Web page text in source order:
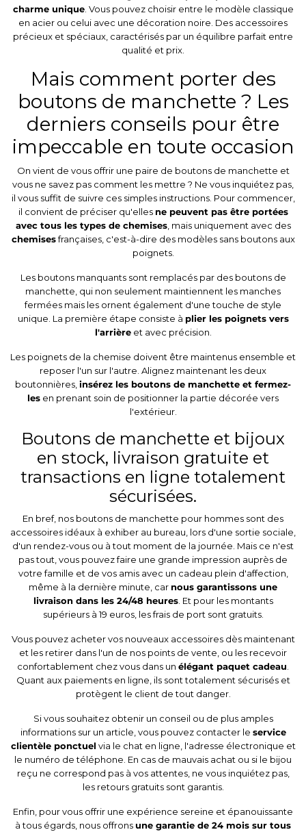
charme unique. Vous pouvez choisir entre le modèle classique
en acier ou celui avec une décoration noire. Des accessoires
précieux et spéciaux, caractérisés par un équilibre parfait entre
qualité et prix.
Mais comment porter des
boutons de manchette ? Les
derniers conseils pour être
impeccable en toute occasion
On vient de vous offrir une paire de boutons de manchette et
vous ne savez pas comment les mettre ? Ne vous inquiétez pas,
il vous suffit de suivre ces simples instructions. Pour commencer,
il convient de préciser qu'elles ne peuvent pas être portées
avec tous les types de chemises, mais uniquement avec des
chemisesfrançaises, c'est-à-dire des modèles sans boutons aux
poignets.
Les boutons manquants sont remplacés par des boutons de
manchette, qui non seulement maintiennent les manches
fermées mais les ornent également d'une touche de style
unique. La première étape consiste à plier les poignets vers
l'arrièreet avec précision.
Les poignets de la chemise doivent être maintenus ensemble et
reposer l'un sur l'autre. Alignez maintenant les deux
boutonnières, insérez les boutons de manchette et fermez-
les en prenant soin de positionner la partie décorée vers
l'extérieur.
Boutons de manchette et bijoux
en stock, livraison gratuite et
transactions en ligne totalement
sécurisées.
En bref, nos boutons de manchette pour hommes sont des
accessoires idéaux à exhiber au bureau, lors d'une sortie sociale,
d'un rendez-vous ou à tout moment de la journée. Mais ce n'est
pas tout, vous pouvez faire une grande impression auprès de
votre famille et de vos amis avec un cadeau plein d'affection,
même à la dernière minute, car nous garantissons une
livraison dans les 24/48 heures. Et pour les montants
supérieurs à 19 euros, les frais de port sont gratuits.
Vous pouvez acheter vos nouveaux accessoires dès maintenant
et les retirer dans l'un de nos points de vente, ou les recevoir
confortablement chez vous dans un élégant paquet cadeau
Quant aux paiements en ligne, ils sont totalement sécurisés et
protègent le client de tout danger.
Si vous souhaitez obtenir un conseil ou de plus amples
informations sur un article, vous pouvez contacter le service
clientèle ponctuel via le chat en ligne, l'adresse électronique et
le numéro de téléphone. En cas de mauvais achat ou si le bijou
reçu ne correspond pas à vos attentes, ne vous inquiétez pas,
les retours gratuits sont garantis.
Enfin, pour vous offrir une expérience sereine et épanouissante
à tous égards, nous offronsune garantie de 24 mois sur tous